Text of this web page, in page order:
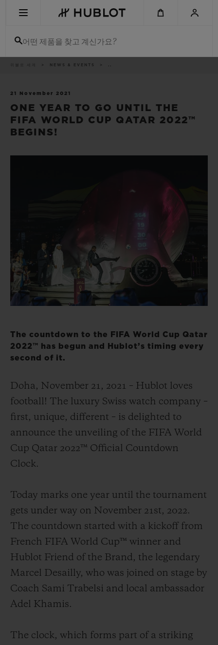
어떤 제품을 찾고 계신가요?
NEWS & EVENTS ..
21 November 2021
ONE YEAR TO GO UNTIL THE
FIFA WORLD CUP QATAR 2022™
BEGINS!
The countdown to the FIFA World Cup Qatar
2022™ has begun and Hublot’s timing every
second of it.
Doha, November 21, 2021 – Hublot loves
football! The luxury Swiss watch company –
first, unique, different – is delighted to
announce the unveiling of the FIFA World
Cup Qatar 2022™ Official Countdown
Clock.
Today marks one year until the tournament
gets under way on November 21st, 2022.
The countdown started with a kickoff from
French FIFA World Cup™ winner and
Hublot Friend of the Brand, the legendary
Marcel Desailly, who was joined on stage by
Coach Sami Trabelsi and local ambassador
Adel Khamis.
The clock, which forms part of a striking
신제품
온라인 익스클
익스클루시브 서비스
5+5 워런티
예상 배송일
안전한 결제
기프트 파우치
연락처